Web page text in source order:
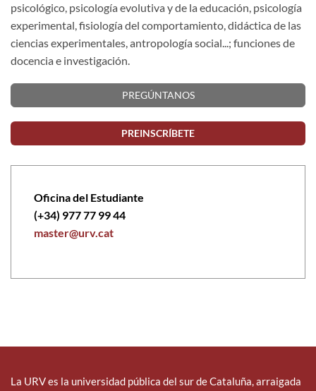
psicológico, psicología evolutiva y de la educación, psicología
experimental, fisiología del comportamiento, didáctica de las
ciencias experimentales, antropología social...; funciones de
docencia e investigación.
PREGÚNTANOS
PREINSCRÍBETE
Oficina del Estudiante
(+34) 977 77 99 44
master@urv.cat
La URV es la universidad pública del sur de Cataluña, arraigada